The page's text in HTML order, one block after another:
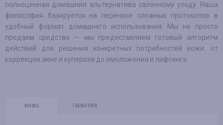
полноценная домашняя альтернатива салонному уходу. Наша
философия базируется на переносе сложных протоколов в
удобный формат домашнего использования. Мы не просто
продаем средства — мы предоставляем готовый алгоритм
действий для решения конкретных потребностей кожи: от
коррекции акне и купероза до омоложения и лифтинга.
ИНФО ГАРАНТИЯ